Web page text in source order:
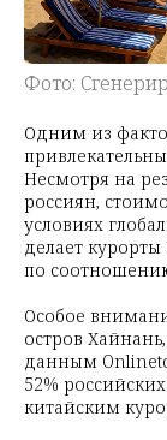
Фото:
Одним из
Несмотря на
россиян,
условиях
делает
по
Особое
остров
данным
52%
китайским